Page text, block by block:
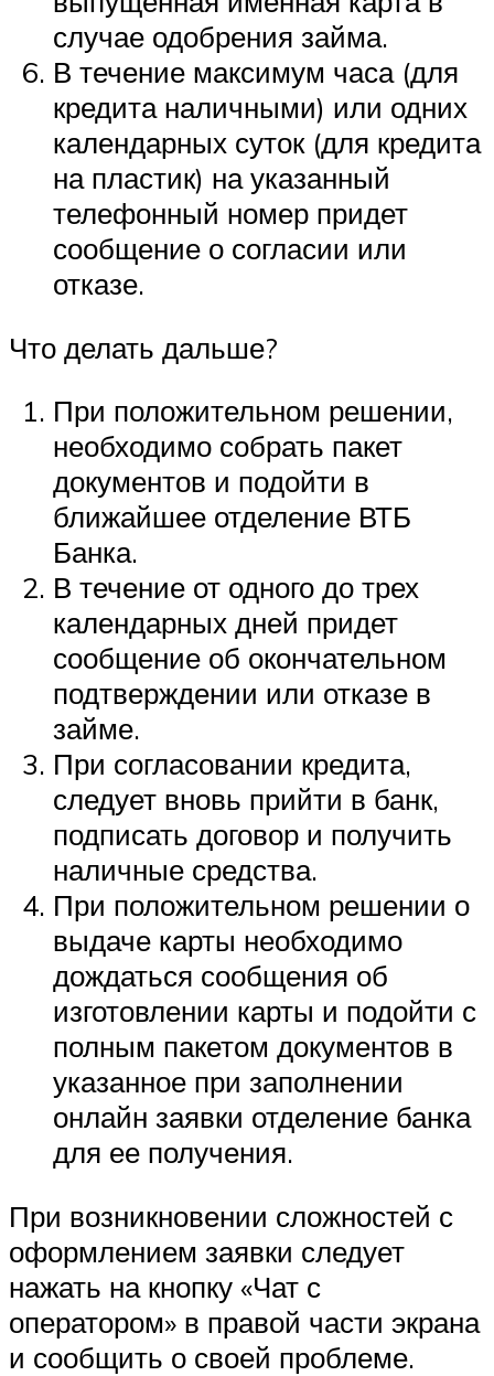
случае одобрения займа.
В течение максимум часа (для
кредита наличными) или одних
календарных суток (для кредита
на пластик) на указанный
телефонный номер придет
сообщение о согласии или
отказе.
Что делать дальше?
При положительном решении,
необходимо собрать пакет
документов и подойти в
ближайшее отделение ВТБ
Банка.
В течение от одного до трех
календарных дней придет
сообщение об окончательном
подтверждении или отказе в
займе.
При согласовании кредита,
следует вновь прийти в банк,
подписать договор и получить
наличные средства.
При положительном решении о
выдаче карты необходимо
дождаться сообщения об
изготовлении карты и подойти с
полным пакетом документов в
указанное при заполнении
онлайн заявки отделение банка
для ее получения.
При возникновении сложностей с
оформлением заявки следует
нажать на кнопку «Чат с
оператором» в правой части экрана
и сообщить о своей проблеме.